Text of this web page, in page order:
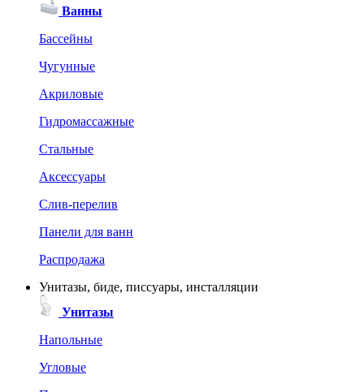
Ванны
Бассейны
Чугунные
Акриловые
Гидромассажные
Стальные
Аксессуары
Слив-перелив
Панели для ванн
Распродажа
Унитазы, биде, писсуары, инсталляции
Унитазы
Напольные
Угловые